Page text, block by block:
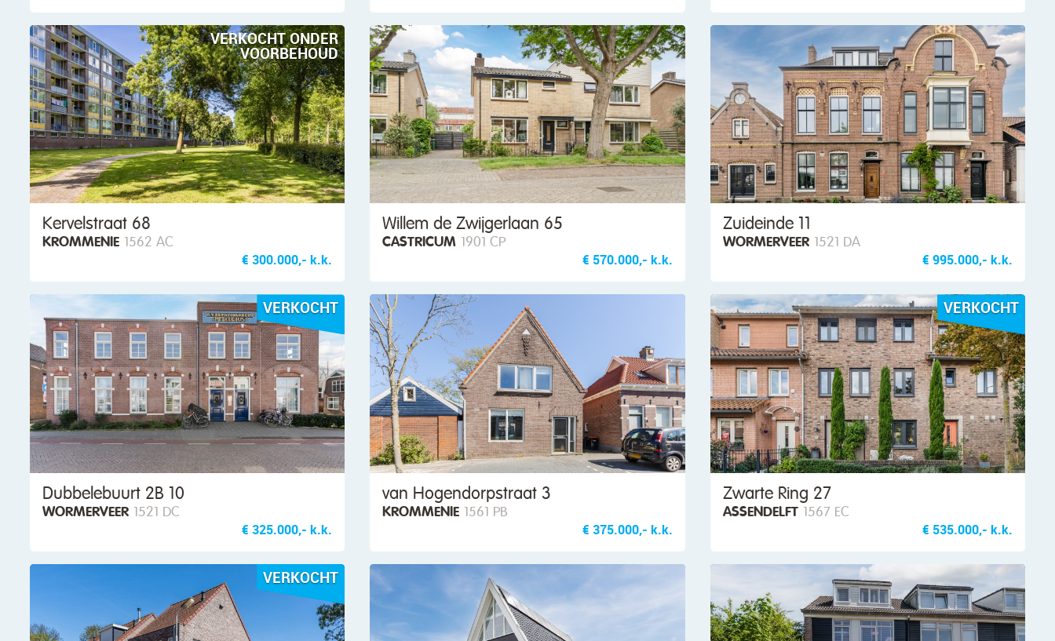
VERKOCHT ONDER
VOORBEHOUD
Kervelstraat 68
KROMMENIE 1562 AC
€ 300.000,- k.k.
Willem de Zwijgerlaan 65
CASTRICUM 1901 CP
€ 570.000,- k.k.
Zuideinde 11
WORMERVEER 1521 DA
€ 995.000,- k.k.
VERKOCHT
Dubbelebuurt 2B 10
WORMERVEER 1521 DC
€ 325.000,- k.k.
van Hogendorpstraat 3
KROMMENIE 1561 PB
€ 375.000,- k.k.
VERKOCHT
Zwarte Ring 27
ASSENDELFT 1567 EC
€ 535.000,- k.k.
VERKOCHT